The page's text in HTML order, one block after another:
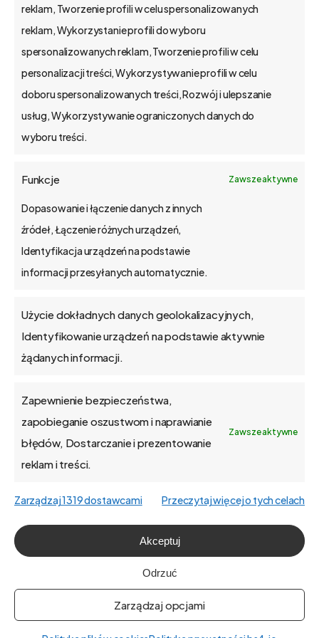
reklam, Tworzenie profili w celu spersonalizowanych
reklam, Wykorzystanie profili do wyboru
spersonalizowanych reklam, Tworzenie profili w celu
personalizacji treści, Wykorzystywanie profili w celu
doboru spersonalizowanych treści, Rozwój i ulepszanie
usług, Wykorzystywanie ograniczonych danych do
wyboru treści.
Funkcje Zawsze aktywne
Dopasowanie i łączenie danych z innych
źródeł, Łączenie różnych urządzeń,
Identyfikacja urządzeń na podstawie
informacji przesyłanych automatycznie.
Użycie dokładnych danych geolokalizacyjnych,
Identyfikowanie urządzeń na podstawie aktywnie
żądanych informacji.
Zapewnienie bezpieczeństwa,
zapobieganie oszustwom i naprawianie
błędów, Dostarczanie i prezentowanie
reklam i treści.
Zawsze aktywne
Zarządzaj 1319 dostawcami Przeczytaj więcej o tych celach
Akceptuj
Odrzuć
Zarządzaj opcjami
na rynku od 2002 r.
kapitał zakładowy 1,15 mln zł.
Poznań, Polska
tel. 61 848 44 23
bs4@bs4.io
Jak wdrażamy
API
Blog
Kontakt
O firmie
Praca
Polityka plików cookies (EU)
English